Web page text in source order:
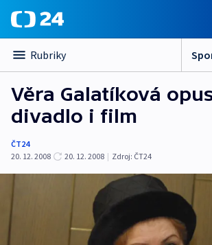
Rubriky
Věra Galatíková
divadlo i film
ČT24
20. 12. 2008
20. 12. 2008 | Zdroj: ČT24